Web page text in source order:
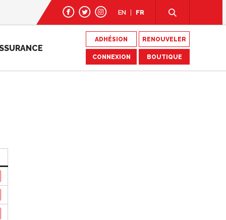
EN FR
ADHÉSION RENOUVELER
CONNEXION BOUTIQUE